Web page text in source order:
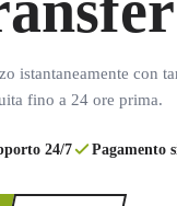
istantaneamente con
fino a 24 ore prima.
24/7 Pagamento